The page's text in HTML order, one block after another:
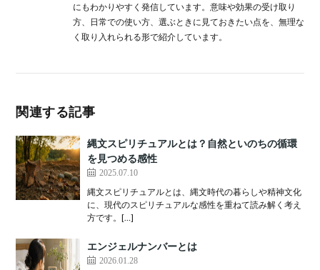
にもわかりやすく発信しています。意味や効果の受け取り
方、日常での使い方、選ぶときに見ておきたい点を、無理な
く取り入れられる形で紹介しています。
関連する記事
縄文スピリチュアルとは？自然といのちの循環
を見つめる感性
2025.07.10
縄文スピリチュアルとは、縄文時代の暮らしや精神文化
に、現代のスピリチュアルな感性を重ねて読み解く考え
方です。[…]
エンジェルナンバーとは
2026.01.28